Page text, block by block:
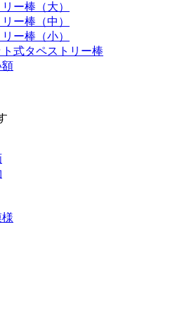
ー棒（大）
ー棒（中）
ー棒（小）
式タペストリー棒
額